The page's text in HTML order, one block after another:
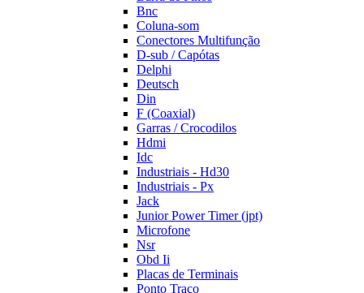
Bnc
Coluna-som
Conectores Multifunção
D-sub / Capótas
Delphi
Deutsch
Din
F (Coaxial)
Garras / Crocodilos
Hdmi
Idc
Industriais - Hd30
Industriais - Px
Jack
Junior Power Timer (jpt)
Microfone
Nsr
Obd Ii
Placas de Terminais
Ponto Traço